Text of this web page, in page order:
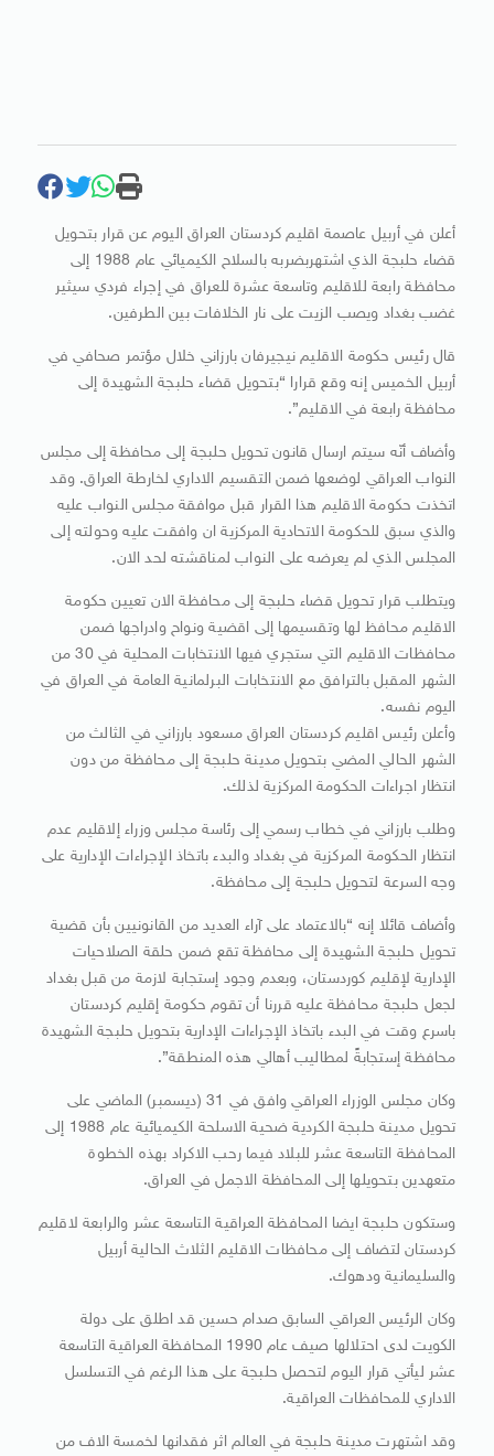
أعلن في أربيل عاصمة اقليم كردستان العراق اليوم عن قرار بتحويل
قضاء حلبجة الذي اشتهربضربه بالسلاح الكيميائي عام 1988 إلى
محافظة رابعة للاقليم وتاسعة عشرة للعراق في إجراء فردي سيثير
غضب بغداد ويصب الزيت على نار الخلافات بين الطرفين.
قال رئيس حكومة الاقليم نيجيرفان بارزاني خلال مؤتمر صحافي في
أربيل الخميس إنه وقع قرارا “بتحويل قضاء حلبجة الشهيدة إلى
محافظة رابعة في الاقليم”.
وأضاف أنّه سيتم ارسال قانون تحويل حلبجة إلى محافظة إلى مجلس
النواب العراقي لوضعها ضمن التقسيم الاداري لخارطة العراق. وقد
اتخذت حكومة الاقليم هذا القرار قبل موافقة مجلس النواب عليه
والذي سبق للحكومة الاتحادية المركزية ان وافقت عليه وحولته إلى
المجلس الذي لم يعرضه على النواب لمناقشته لحد الان.
ويتطلب قرار تحويل قضاء حلبجة إلى محافظة الان تعيين حكومة
الاقليم محافظ لها وتقسيمها إلى اقضية ونواح وادراجها ضمن
محافظات الاقليم التي ستجري فيها الانتخابات المحلية في 30 من
الشهر المقبل بالترافق مع الانتخابات البرلمانية العامة في العراق في
اليوم نفسه.
وأعلن رئيس اقليم كردستان العراق مسعود بارزاني في الثالث من
الشهر الحالي المضي بتحويل مدينة حلبجة إلى محافظة من دون
انتظار اجراءات الحكومة المركزية لذلك.
وطلب بارزاني في خطاب رسمي إلى رئاسة مجلس وزراء إلاقليم عدم
انتظار الحكومة المركزية في بغداد والبدء باتخاذ الإجراءات الإدارية على
وجه السرعة لتحويل حلبجة إلى محافظة.
وأضاف قائلا إنه “بالاعتماد على آراء العديد من القانونيين بأن قضية
تحويل حلبجة الشهيدة إلى محافظة تقع ضمن حلقة الصلاحيات
الإدارية لإقليم كوردستان، وبعدم وجود إستجابة لازمة من قبل بغداد
لجعل حلبجة محافظة عليه قررنا أن تقوم حكومة إقليم كردستان
باسرع وقت في البدء باتخاذ الإجراءات الإدارية بتحويل حلبجة الشهيدة
محافظة إستجابةً لمطاليب أهالي هذه المنطقة”.
وكان مجلس الوزراء العراقي وافق في 31 (ديسمبر) الماضي على
تحويل مدينة حلبجة الكردية ضحية الاسلحة الكيميائية عام 1988 إلى
المحافظة التاسعة عشر للبلاد فيما رحب الاكراد بهذه الخطوة
متعهدين بتحويلها إلى المحافظة الاجمل في العراق.
وستكون حلبجة ايضا المحافظة العراقية التاسعة عشر والرابعة لاقليم
كردستان لتضاف إلى محافظات الاقليم الثلاث الحالية أربيل
والسليمانية ودهوك.
وكان الرئيس العراقي السابق صدام حسين قد اطلق على دولة
الكويت لدى احتلالها صيف عام 1990 المحافظة العراقية التاسعة
عشر ليأتي قرار اليوم لتحصل حلبجة على هذا الرغم في التسلسل
الاداري للمحافظات العراقية.
وقد اشتهرت مدينة حلبجة في العالم اثر فقدانها لخمسة الاف من